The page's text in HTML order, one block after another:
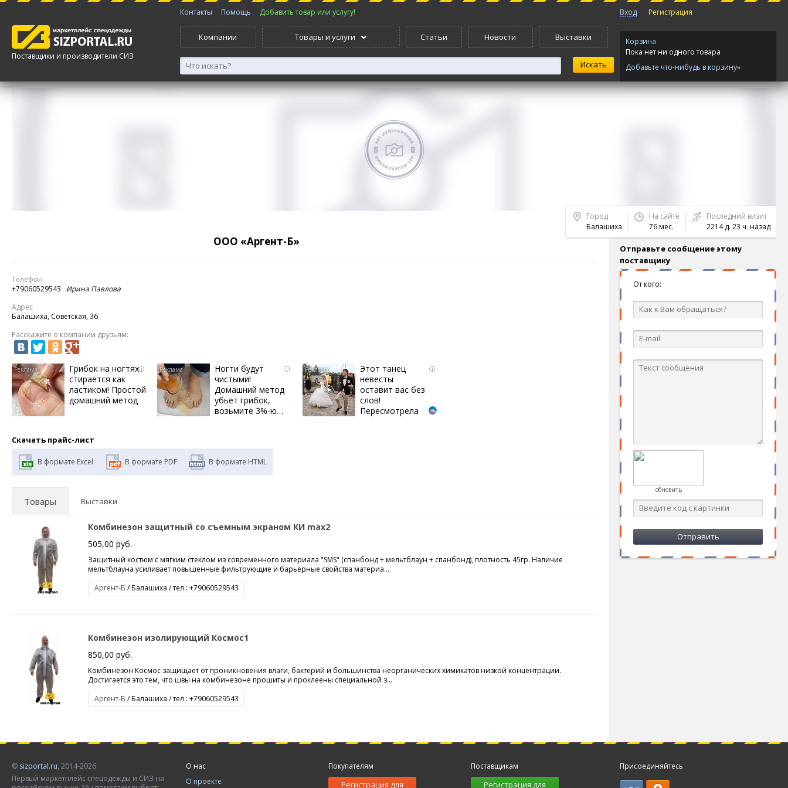
Поставщики и производители СИЗ
Контакты Помощь Добавить товар или услугу!
Компании Товары и услуги Статьи Новости Выставки
Вход Регистрация
Корзина
Пока нет ни одного товара
Добавьте что-нибудь в корзину»
ООО «Аргент-Б»
Город
Балашиха
На сайте
76 мес.
Последний визит
2214 д. 23 ч. назад
Отправьте сообщение этому
поставщику
От кого:
обновить
Телефон
+79060529543 Ирина Павлова
Адрес
Балашиха, Советская, 36
Расскажите о компании друзьям:
i
Грибок на ногтях
стирается как
ластиком! Простой
домашний метод
i
Ногти будут
чистыми!
Домашний метод
убьет грибок,
возьмите 3%-ю…
i
Этот танец
невесты
оставит вас без
слов!
Пересмотрела
Скачать прайс-лист
В формате Excel В формате PDF В формате HTML
Товары Выставки
Комбинезон защитный со съемным экраном КИ max2
505,00 руб.
Защитный костюм с мягким стеклом из современного материала "SMS" (спанбонд + мельтблаун + спанбонд), плотность 45гр. Наличие
мельтблауна усиливает повышенные фильтрующие и барьерные свойства материа...
Аргент-Б / Балашиха / тел.: +79060529543
Комбинезон изолирующий Космос1
850,00 руб.
Комбинезон Космос защищает от проникновения влаги, бактерий и большинства неорганических химикатов низкой концентрации.
Достигается это тем, что швы на комбинезоне прошиты и проклеены специальной з...
Аргент-Б / Балашиха / тел.: +79060529543
© sizportal.ru, 2014-2026
Первый маркетплейс спецодежды и СИЗ на
О нас
О проекте
Покупателям
Регистрация для
Поставщикам
Регистрация для
Присоединяйтесь